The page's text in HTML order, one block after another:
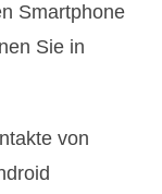
Smartphone
Sie in
von